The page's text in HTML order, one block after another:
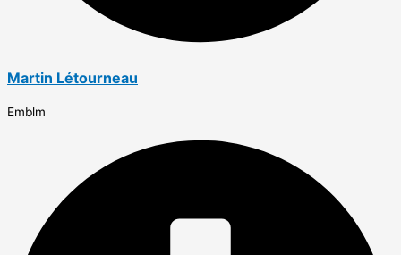
Martin Létourneau
Emblm